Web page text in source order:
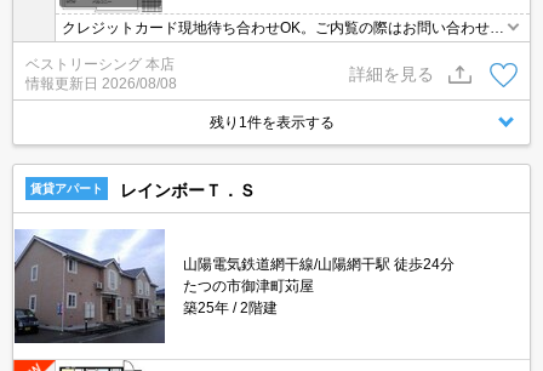
クレジットカード現地待ち合わせOK。ご内覧の際はお問い合わせく
ださい。
ベストリーシング 本店
情報更新日 2026/08/08
詳細を見る
残り1件を表示する
賃貸アパート レインボーＴ．Ｓ
山陽電気鉄道網干線/山陽網干駅 徒歩24分
たつの市御津町苅屋
築25年
2階建